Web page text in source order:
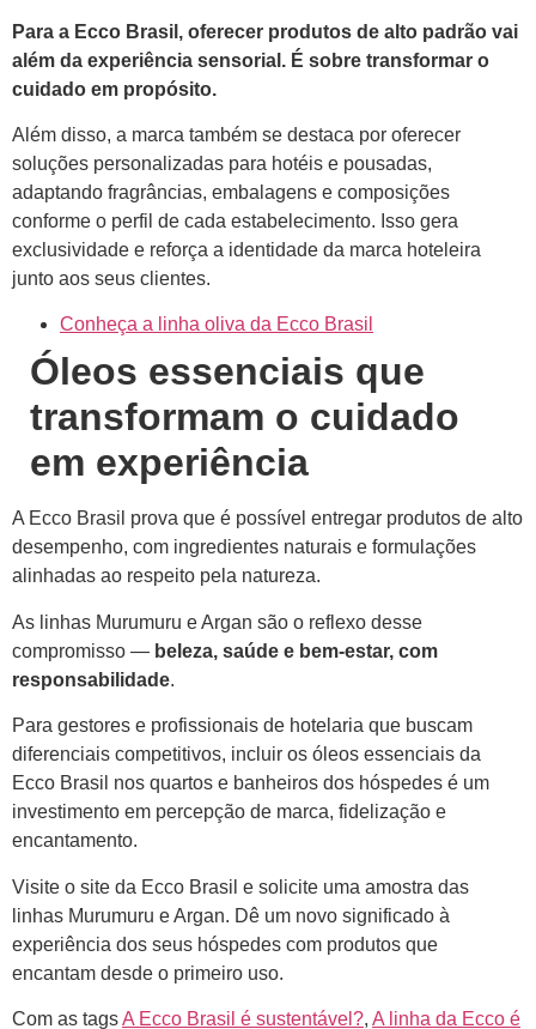
Para a Ecco Brasil, oferecer produtos de alto padrão vai
além da experiência sensorial. É sobre transformar o
cuidado em propósito.
Além disso, a marca também se destaca por oferecer
soluções personalizadas para hotéis e pousadas,
adaptando fragrâncias, embalagens e composições
conforme o perfil de cada estabelecimento. Isso gera
exclusividade e reforça a identidade da marca hoteleira
junto aos seus clientes.
Conheça a linha oliva da Ecco Brasil
Óleos essenciais que
transformam o cuidado
em experiência
A Ecco Brasil prova que é possível entregar produtos de alto
desempenho, com ingredientes naturais e formulações
alinhadas ao respeito pela natureza.
As linhas Murumuru e Argan são o reflexo desse
compromisso — beleza, saúde e bem-estar, com
responsabilidade.
Para gestores e profissionais de hotelaria que buscam
diferenciais competitivos, incluir os óleos essenciais da
Ecco Brasil nos quartos e banheiros dos hóspedes é um
investimento em percepção de marca, fidelização e
encantamento.
Visite o site da Ecco Brasil e solicite uma amostra das
linhas Murumuru e Argan. Dê um novo significado à
experiência dos seus hóspedes com produtos que
encantam desde o primeiro uso.
Com as tagsA Ecco Brasil é sustentável?, A linha da Ecco é